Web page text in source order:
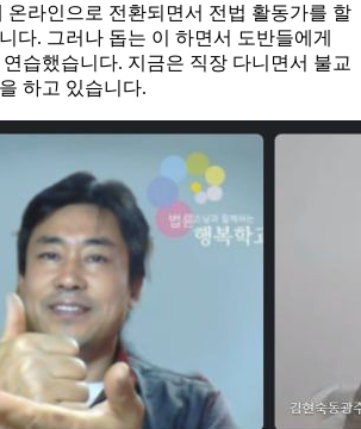
온라인으로 전환되면서 전법 활동가를 할
다. 그러나 돕는 이 하면서 도반들에게
습했습니다. 지금은 직장 다니면서 불교
하고 있습니다.